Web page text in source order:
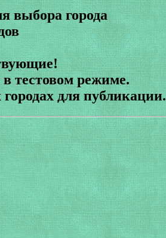
выбора города
тестовом режиме.
для публикации.